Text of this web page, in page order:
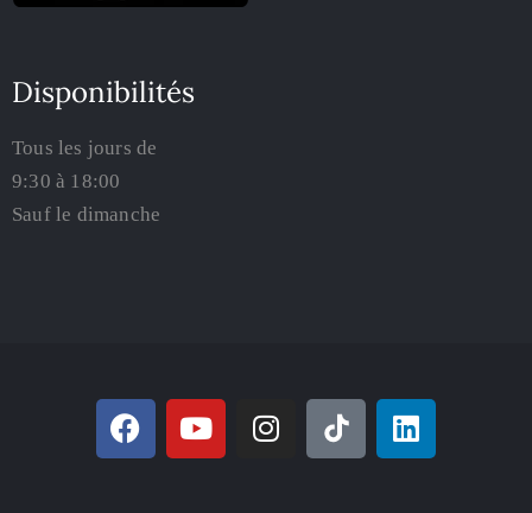
Disponibilités
Tous les jours de
9:30 à 18:00
Sauf le dimanche